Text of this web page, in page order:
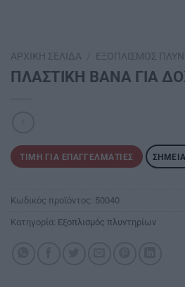
ΑΡΧΙΚΉ ΣΕΛΊΔΑ ΕΞΟΠΛΙΣΜΌΣ
ΠΛΑΣΤΙΚΗ ΒΑΝΑ ΓΙΑ
ΤΙΜΉ ΓΙΑ ΕΠΑΓΓΕΛΜΑΤΊΕΣ
Κωδικός προϊόντος: 50040
Κατηγορία: Εξοπλισμός πλυντηρίων